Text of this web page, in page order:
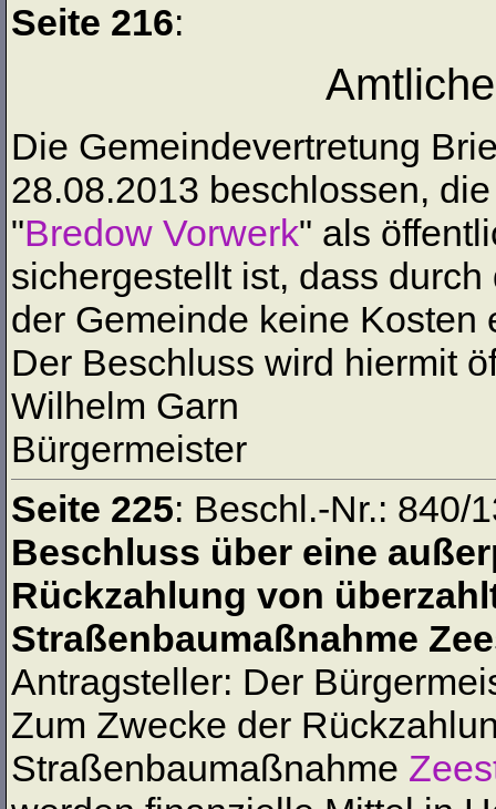
Seite 216:
Die Gemeindevertretung
28.08.2013 beschlossen,
"Bredow Vorwerk" als
sichergestellt ist, dass
der Gemeinde keine Kosten
Der Beschluss wird hiermit
Wilhelm Garn
Bürgermeister
Seite 225: Beschl.-Nr.: 840/
Beschluss über eine
Rückzahlung von
Straßenbaumaßnahme
Antragsteller: Der
Zum Zwecke der
Straßenbaumaßnahme